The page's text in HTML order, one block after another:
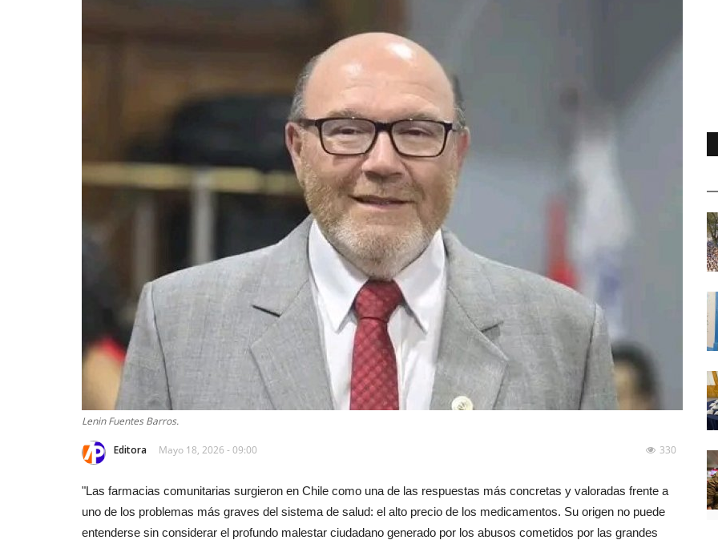
Lenin Fuentes Barros.
Editora Mayo 18, 2026 - 09:00 330
"Las farmacias comunitarias surgieron en Chile como una de las respuestas más concretas y valoradas frente a
uno de los problemas más graves del sistema de salud: el alto precio de los medicamentos. Su origen no puede
entenderse sin considerar el profundo malestar ciudadano generado por los abusos cometidos por las grandes